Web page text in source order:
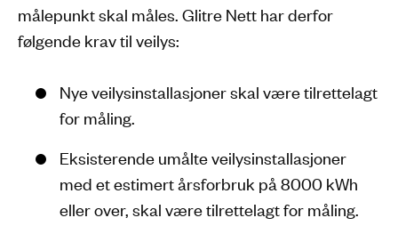
målepunkt skal måles. Glitre Nett har derfor
følgende krav til veilys:
Nye veilysinstallasjoner skal være tilrettelagt
for måling.
Eksisterende umålte veilysinstallasjoner
med et estimert årsforbruk på 8000 kWh
eller over, skal være tilrettelagt for måling.